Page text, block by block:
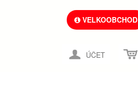
VELKOOBCHOD
ÚČET